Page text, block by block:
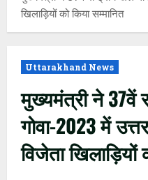
खिलाड़ियों को किया सम्मानित
Uttarakhand News
मुख्यमंत्री ने 37वें
गोवा-2023 में
विजेता खिलाड़ियों